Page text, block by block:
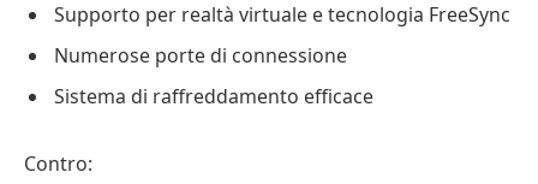
Supporto per realtà virtuale e tecnologia FreeSync
Numerose porte di connessione
Sistema di raffreddamento efficace
Contro: